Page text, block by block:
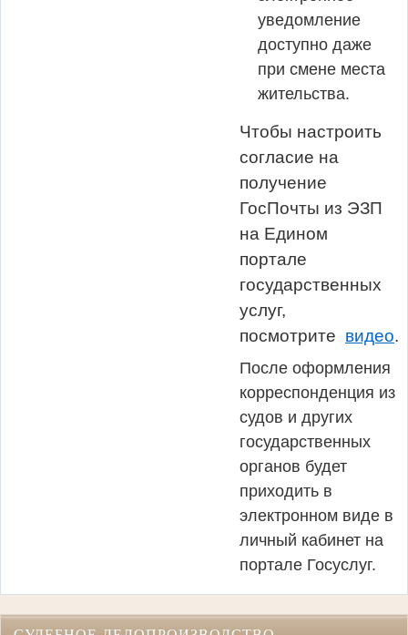
уведомление
доступно даже
при смене места
жительства.
Чтобы настроить
согласие на
получение
ГосПочты из ЭЗП
на Едином
портале
государственных
услуг,
посмотрите видео.
После оформления
корреспонденция из
судов и других
государственных
органов будет
приходить в
электронном виде в
личный кабинет на
портале Госуслуг.